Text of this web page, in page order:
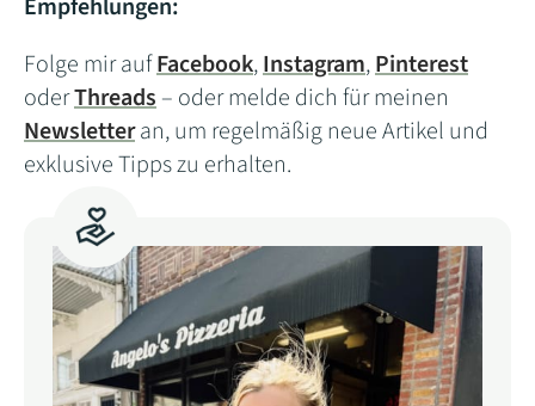
Empfehlungen:
Folge mir aufFacebook,Instagram,Pinterest
oderThreads– oder melde dich für meinen
Newsletteran, um regelmäßig neue Artikel und
exklusive Tipps zu erhalten.